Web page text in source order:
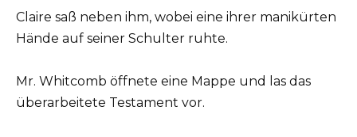
Claire saß neben ihm, wobei eine ihrer manikürten
Hände auf seiner Schulter ruhte.
Mr. Whitcomb öffnete eine Mappe und las das
überarbeitete Testament vor.